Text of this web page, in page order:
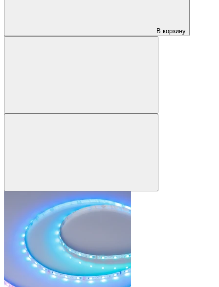
В корзину